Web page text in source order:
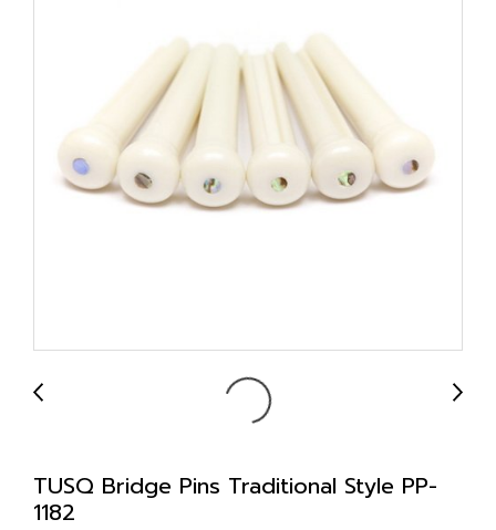
TUSQ Bridge Pins Traditional Style PP-
1182